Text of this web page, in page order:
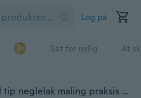
Log på
Set for nylig At
500stk skarp akryl faux negl tip neglelak maling praksis polsk display palet